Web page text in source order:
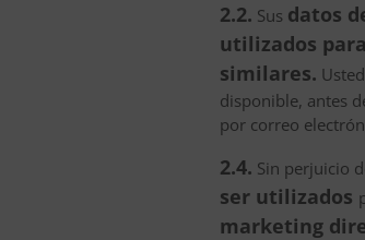
2.2. Sus datos
utilizados
similares.
disponible, antes
por correo
2.4. Sin perjuicio
ser utilizados
marketing